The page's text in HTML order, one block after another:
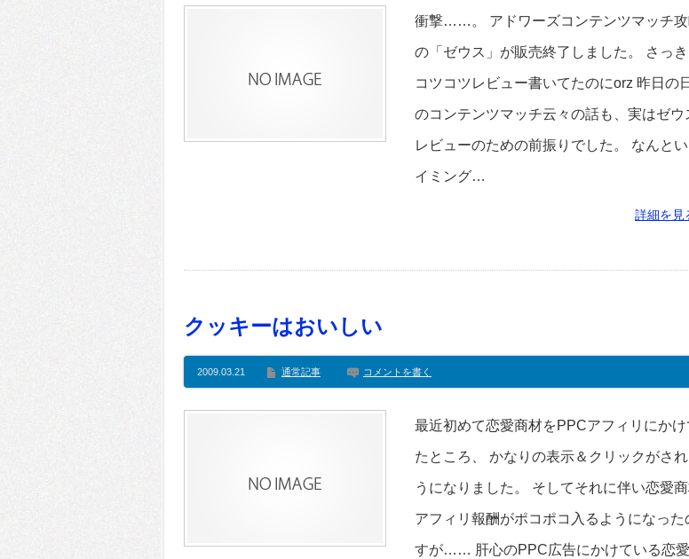
衝撃……。 アドワーズコンテンツマッチ
の「ゼウス」が販売終了しました。 さっ
コツコツレビュー書いてたのにorz 昨日の
のコンテンツマッチ云々の話も、実はゼウ
レビューのための前振りでした。 なんと
イミング…
詳細を見
クッキーはおいしい
2009.03.21 通常記事 コメントを書く
最近初めて恋愛商材をPPCアフィリにかけ
たところ、 かなりの表示＆クリックがされ
うになりました。 そしてそれに伴い恋愛
アフィリ報酬がポコポコ入るようになった
すが…… 肝心のPPC広告にかけている恋